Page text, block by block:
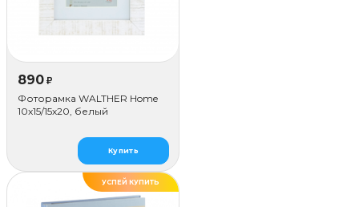
890 ₽
Фоторамка WALTHER Home
10x15/15х20, белый
Купить
УСПЕЙ КУПИТЬ